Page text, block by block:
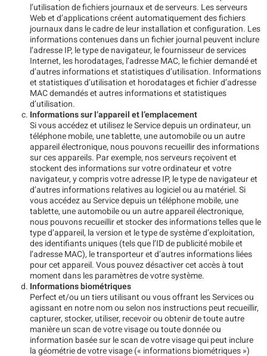
l’utilisation de fichiers journaux et de serveurs. Les serveurs
Web et d’applications créent automatiquement des fichiers
journaux dans le cadre de leur installation et configuration. Les
informations contenues dans un fichier journal peuvent inclure
l’adresse IP, le type de navigateur, le fournisseur de services
Internet, les horodatages, l’adresse MAC, le fichier demandé et
d’autres informations et statistiques d’utilisation. Informations
et statistiques d’utilisation et horodatages et fichier d’adresse
MAC demandés et autres informations et statistiques
d’utilisation.
Informations sur l’appareil et l’emplacement
Si vous accédez et utilisez le Service depuis un ordinateur, un
téléphone mobile, une tablette, une automobile ou un autre
appareil électronique, nous pouvons recueillir des informations
sur ces appareils. Par exemple, nos serveurs reçoivent et
stockent des informations sur votre ordinateur et votre
navigateur, y compris votre adresse IP, le type de navigateur et
d’autres informations relatives au logiciel ou au matériel. Si
vous accédez au Service depuis un téléphone mobile, une
tablette, une automobile ou un autre appareil électronique,
nous pouvons recueillir et stocker des informations telles que le
type d’appareil, la version et le type de système d’exploitation,
des identifiants uniques (tels que l’ID de publicité mobile et
l’adresse MAC), le transporteur et d’autres informations liées
pour cet appareil. Vous pouvez désactiver cet accès à tout
moment dans les paramètres de votre système.
Informations biométriques
Perfect et/ou un tiers utilisant ou vous offrant les Services ou
agissant en notre nom ou selon nos instructions peut recueillir,
capturer, stocker, utiliser, recevoir ou obtenir de toute autre
manière un scan de votre visage ou toute donnée ou
information basée sur le scan de votre visage qui peut inclure
la géométrie de votre visage (« informations biométriques »)